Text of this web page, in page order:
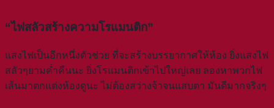
“ไฟสลัวสร้างความโรแมนติก”
แสงไฟเป็นอีกหนึ่งตัวช่วย ที่จะสร้างบรรยากาศให้ห้อง ยิ่งแสงไฟ
สลัวๆยามค่ำคืนนะ ยิ่งโรแมนติกเข้าไปใหญ่เลย ลองหาพวกไฟ
เส้นมาตกแต่งห้องดูนะ ไม่ต้องสว่างจ้าจนแสบตา มันดีมากจริงๆ